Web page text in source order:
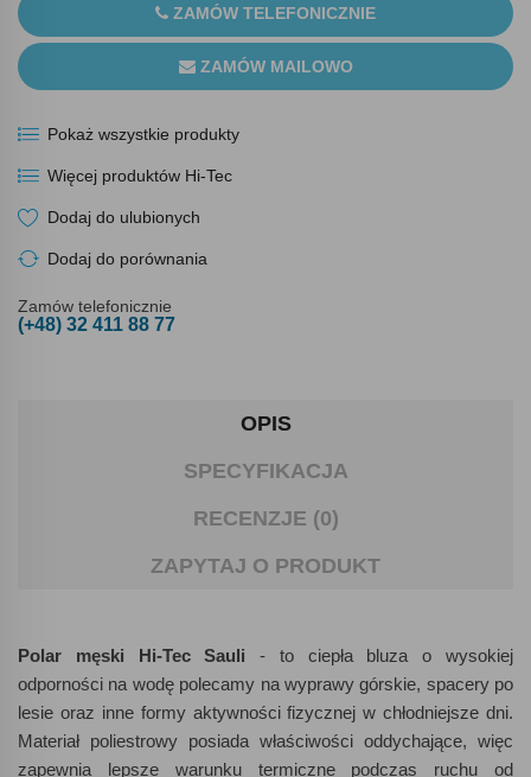
ZAMÓW TELEFONICZNIE
ZAMÓW MAILOWO
Pokaż wszystkie produkty
Więcej produktów Hi-Tec
Dodaj do ulubionych
Dodaj do porównania
Zamów telefonicznie
(+48) 32 411 88 77
OPIS
SPECYFIKACJA
RECENZJE (0)
ZAPYTAJ O PRODUKT
Polar męski Hi-Tec Sauli - to ciepła bluza o wysokiej
odporności na wodę polecamy na wyprawy górskie, spacery po
lesie oraz inne formy aktywności fizycznej w chłodniejsze dni.
Materiał poliestrowy posiada właściwości oddychające, więc
zapewnia lepsze warunku termiczne podczas ruchu od